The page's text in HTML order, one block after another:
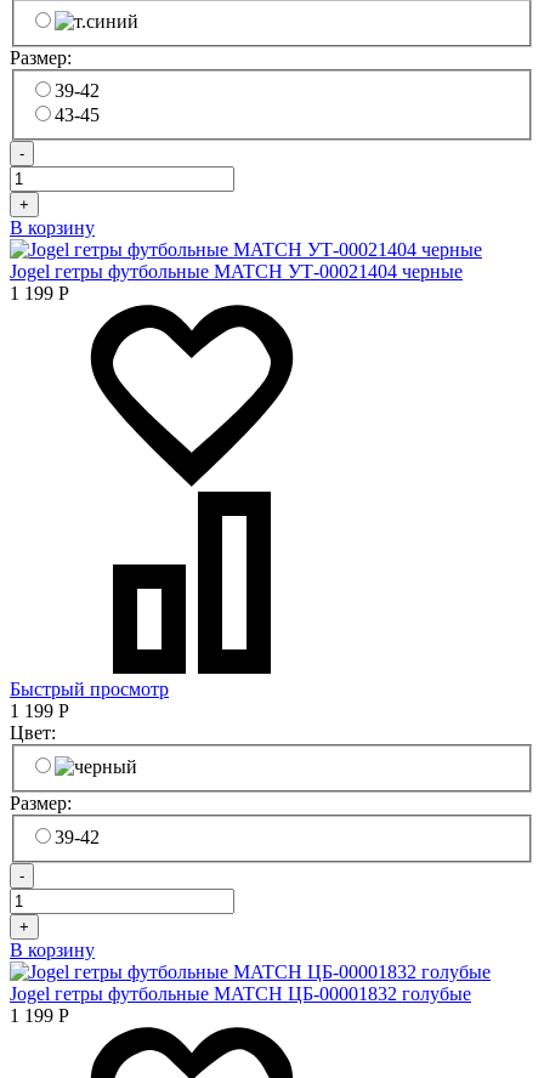
Размер:
39-42
43-45
-
+
В корзину
Jogel гетры футбольные MATCH УТ-00021404 черные
1 199 Р
Быстрый просмотр
1 199 Р
Цвет:
Размер:
39-42
-
+
В корзину
Jogel гетры футбольные MATCH ЦБ-00001832 голубые
1 199 Р